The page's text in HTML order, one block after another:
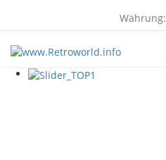
Währung: